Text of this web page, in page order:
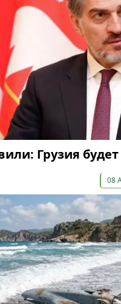
Грузия
08